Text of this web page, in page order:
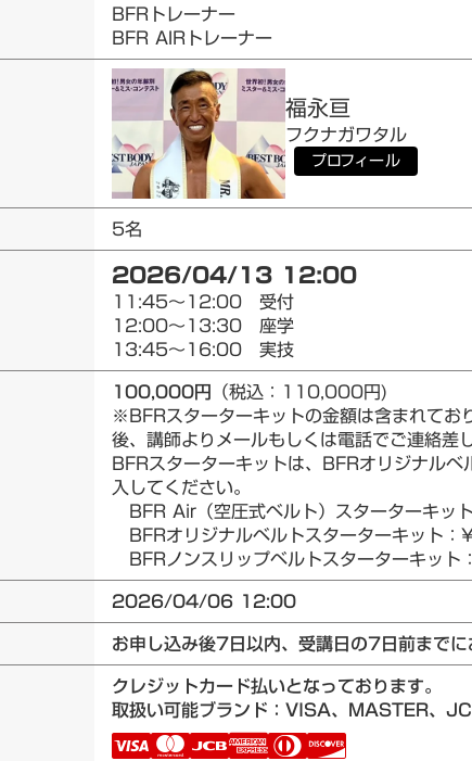
BFRトレーナー
BFR AIRトレーナー
福永亘
フクナガワタル
プロフィール
5名
2026/04/13 12:00
11:45～12:00 受付
12:00～13:30 座学
13:45～16:00 実技
100,000円 （税込：110,000円)
※BFRスターターキットの金額は含まれてお
後、講師よりメールもしくは電話でご連絡差
BFRスターターキットは、BFRオリジナル
入してください。
BFR Air（空圧式ベルト）スターターキ
BFRオリジナルベルトスターターキッ
BFRノンスリップベルトスターターキ
2026/04/06 12:00
お申し込み後7日以内、受講日の7日前までに
クレジットカード払いとなっております。
取扱い可能ブランド：VISA、MASTER、